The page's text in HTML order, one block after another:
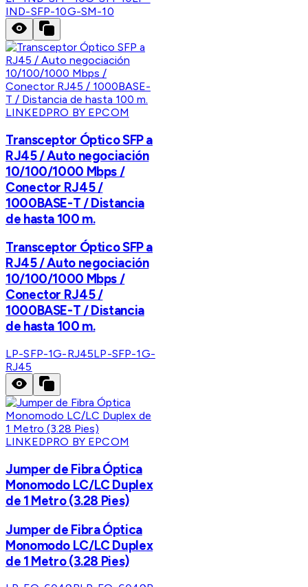
IND-SFP-10G-SM-10
LINKEDPRO BY EPCOM
Transceptor Óptico SFP a
RJ45 / Auto negociación
10/100/1000 Mbps /
Conector RJ45 /
1000BASE-T / Distancia
de hasta 100 m.
Transceptor Óptico SFP a
RJ45 / Auto negociación
10/100/1000 Mbps /
Conector RJ45 /
1000BASE-T / Distancia
de hasta 100 m.
LP-SFP-1G-RJ45LP-SFP-1G-
RJ45
LINKEDPRO BY EPCOM
Jumper de Fibra Óptica
Monomodo LC/LC Duplex
de 1 Metro (3.28 Pies)
Jumper de Fibra Óptica
Monomodo LC/LC Duplex
de 1 Metro (3.28 Pies)